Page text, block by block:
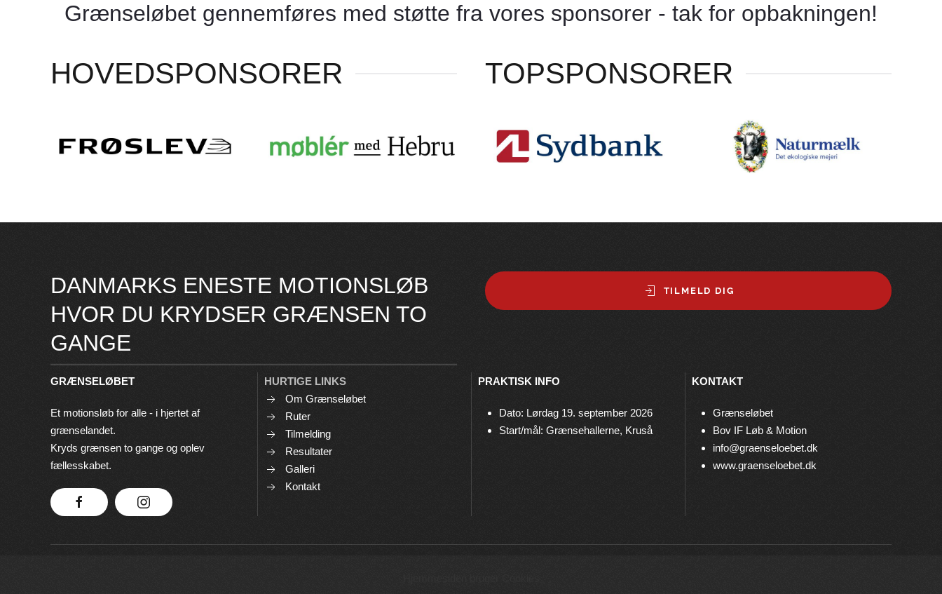
Grænseløbet gennemføres med støtte fra vores sponsorer - tak for opbakningen!
HOVEDSPONSORER TOPSPONSORER
DANMARKS ENESTE MOTIONSLØB
HVOR DU KRYDSER GRÆNSEN TO
GANGE
TILMELD DIG
GRÆNSELØBET
Et motionsløb for alle - i hjertet af
grænselandet.
Kryds grænsen to gange og oplev
fællesskabet.
HURTIGE LINKS
Om Grænseløbet
Ruter
Tilmelding
Resultater
Galleri
Kontakt
PRAKTISK INFO
Dato: Lørdag 19. september 2026
Start/mål: Grænsehallerne, Kruså
KONTAKT
Grænseløbet
Bov IF Løb & Motion
info@graenseloebet.dk
www.graenseloebet.dk